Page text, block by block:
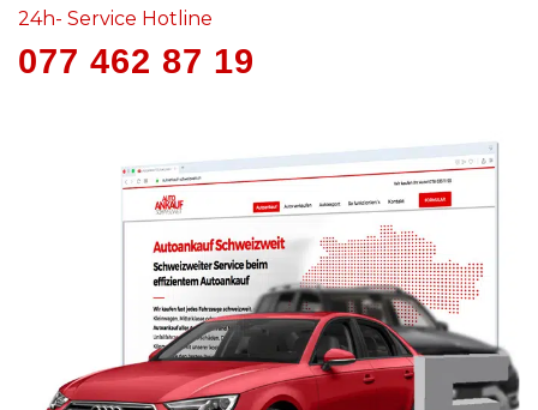
24h- Service Hotline
077 462 87 19